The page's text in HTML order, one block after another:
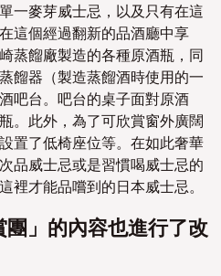
一麥芽威士忌，以及只有在這
這個經過翻新的品酒廳中享
蒸餾廠製造的各種原酒瓶，同
餾器（製造蒸餾酒時使用的一
吧台。吧台的桌子面對原酒
。此外，為了可欣賞窗外廣闊
置了低椅座位等。在如此奢華
品威士忌或是習慣喝威士忌的
裡才能品嚐到的日本威士忌。
」的內容也進行了改